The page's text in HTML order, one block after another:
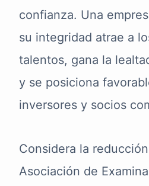
confianza. Una
su integridad atrae a
talentos, gana la
y se posiciona
inversores y socios
Considera la
Asociación de